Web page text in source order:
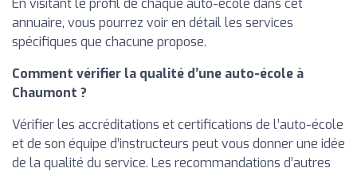
En visitant le profil de chaque auto-école dans cet
annuaire, vous pourrez voir en détail les services
spécifiques que chacune propose.
Comment vérifier la qualité d’une auto-école à
Chaumont ?
Vérifier les accréditations et certifications de l’auto-école
et de son équipe d’instructeurs peut vous donner une idée
de la qualité du service. Les recommandations d’autres